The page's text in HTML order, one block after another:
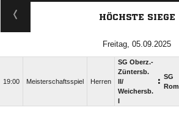
HÖCHSTE SIEGE
Freitag, 05.09.2025
19:00 Meisterschaftsspiel Herren
SG Oberz.-
Züntersb.
II/​
Weichersb.
: SG